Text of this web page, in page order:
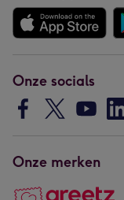
Onze socials
Onze merken